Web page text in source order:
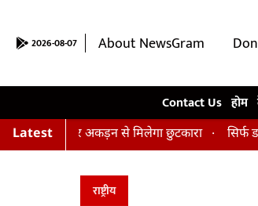
2026-08-07 About NewsGram
Contact Us होम
Latest
और अकड़न से मिलेगा छुटकारा सिर्फ डाइट नहीं,
राष्ट्रीय